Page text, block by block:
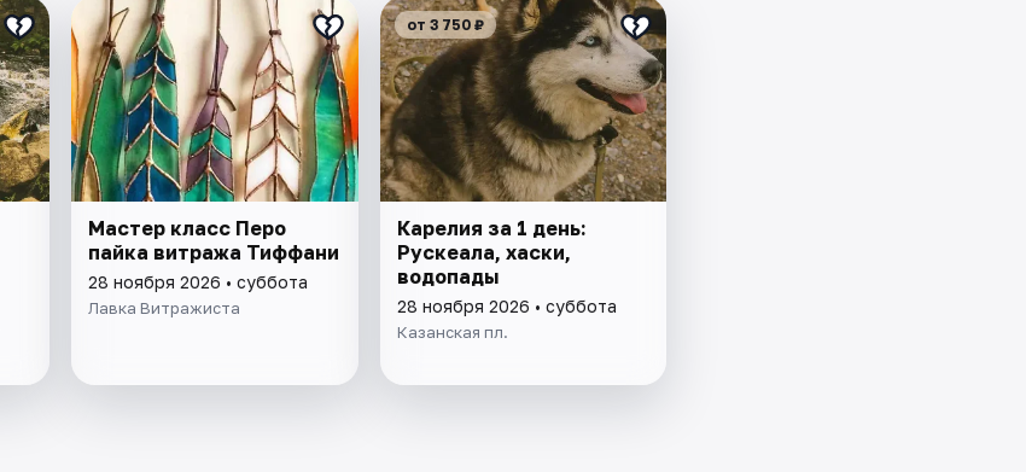
Мастер класс Перо
пайка витража Тиффани
28 ноября 2026 • суббота
Лавка Витражиста
от 3 750 ₽
Карелия за 1 день:
Рускеала, хаски,
водопады
28 ноября 2026 • суббота
Казанская пл.